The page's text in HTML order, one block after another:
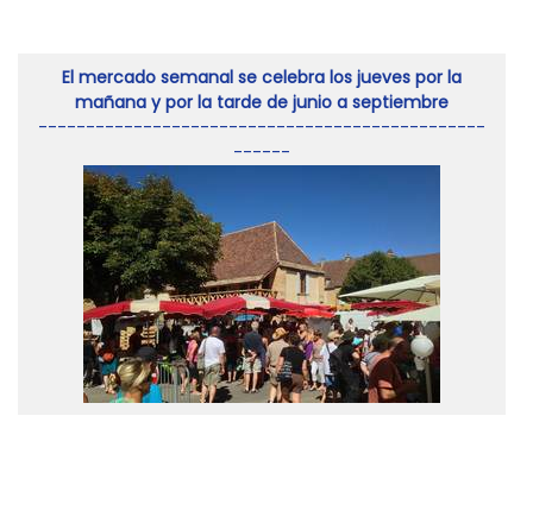
El mercado semanal se celebra los jueves por la
mañana y por la tarde de junio a septiembre
-----------------------------------------------
------